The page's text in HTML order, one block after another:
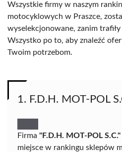
Wszystkie firmy w naszym
motocyklowych w Praszce,
wyselekcjonowane, zanim
Wszystko po to, aby znaleźć
Twoim potrzebom.
1. F.D.H. MOT-POL
Firma "F.D.H. MOT-POL S.C."
miejsce w rankingu sklepów